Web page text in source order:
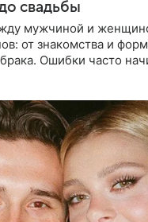
свадьбы
мужчиной и
от знакомства и
Ошибки часто